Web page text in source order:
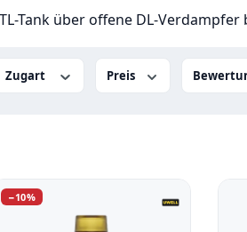
über offene DL-Verdampfer
Zugart Preis
Rabatt
−10%